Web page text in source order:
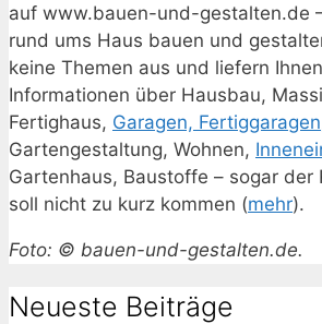
auf www.bauen-und-gestalten.de
rund ums Haus bauen und
keine Themen aus und liefern
Informationen über Hausbau,
Fertighaus, Garagen, Fertiggaragen
Gartengestaltung, Wohnen,
Gartenhaus, Baustoffe – sogar der
soll nicht zu kurz kommen (mehr).
Foto: © bauen-und-gestalten.de.
Neueste Beiträge